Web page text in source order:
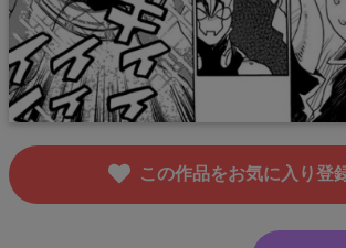
この作品をお気に入り登